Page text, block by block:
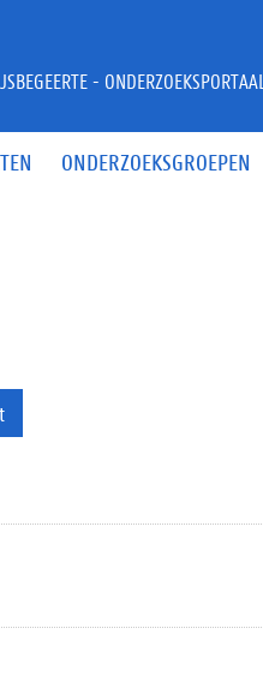
ONDERZOEKSGROEPEN
- ONDERZOEKSPORTAAL